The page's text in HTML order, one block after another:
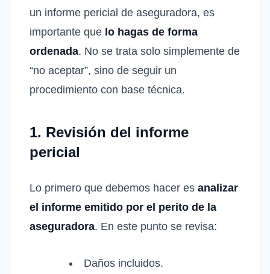
un informe pericial de aseguradora, es
importante que lo hagas de forma
ordenada. No se trata solo simplemente de
“no aceptar”, sino de seguir un
procedimiento con base técnica.
1. Revisión del informe
pericial
Lo primero que debemos hacer es analizar
el informe emitido por el perito de la
aseguradora. En este punto se revisa:
Daños incluidos.